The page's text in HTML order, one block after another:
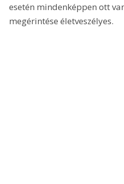
esetén mindenképpen ott
megérintése életveszélyes.